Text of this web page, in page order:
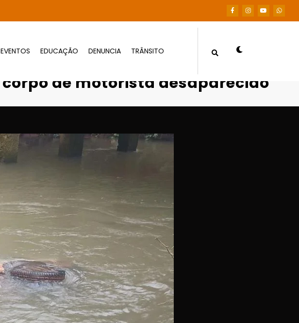
EVENTOS EDUCAÇÃO DENUNCIA TRÂNSITO
encontram corpo de motorista desaparecido
de motorista desaparecido